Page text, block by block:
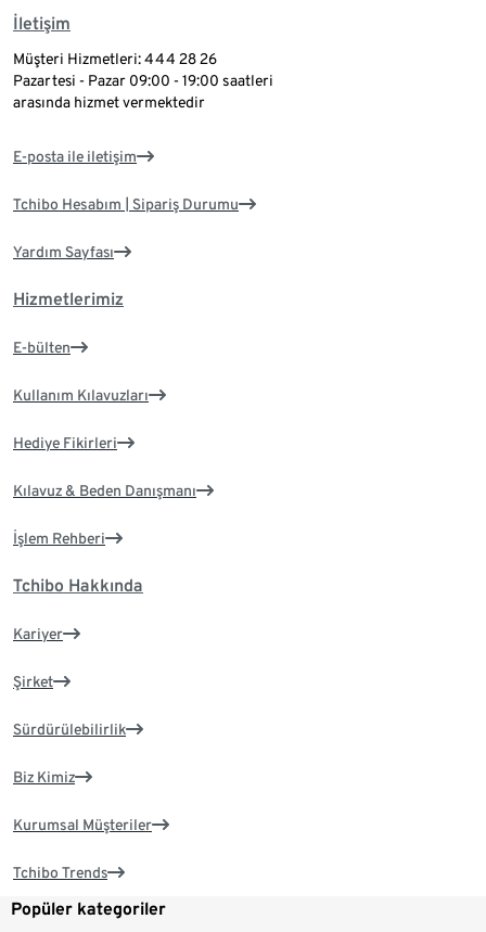
İletişim
Müşteri Hizmetleri: 444 28 26
Pazartesi - Pazar 09:00 - 19:00 saatleri
arasında hizmet vermektedir
E-posta ile iletişim
Tchibo Hesabım | Sipariş Durumu
Yardım Sayfası
Hizmetlerimiz
E-bülten
Kullanım Kılavuzları
Hediye Fikirleri
Kılavuz & Beden Danışmanı
İşlem Rehberi
Tchibo Hakkında
Kariyer
Şirket
Sürdürülebilirlik
Biz Kimiz
Kurumsal Müşteriler
Tchibo Trends
Popüler kategoriler